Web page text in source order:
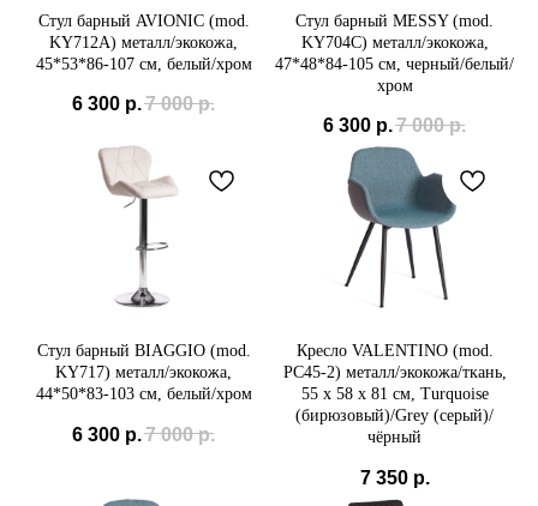
Стул барный AVIONIC (mod.
KY712A) металл/экокожа,
45*53*86-107 см, белый/хром
6 300 р.7 000 р.
Стул барный MESSY (mod.
KY704C) металл/экокожа,
47*48*84-105 см, черный/белый/
хром
6 300 р.7 000 р.
Стул барный BIAGGIO (mod.
KY717) металл/экокожа,
44*50*83-103 см, белый/хром
6 300 р.7 000 р.
Кресло VALENTINO (mod.
PC45-2) металл/экокожа/ткань,
55 х 58 х 81 см, Turquoise
(бирюзовый)/Grey (серый)/
чёрный
7 350 р.